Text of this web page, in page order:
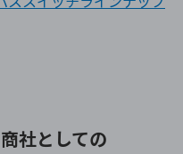
社としての